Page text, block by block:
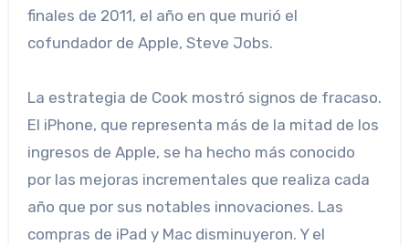
finales de 2011, el año en que murió el
cofundador de Apple, Steve Jobs.
La estrategia de Cook mostró signos de fracaso.
El iPhone, que representa más de la mitad de los
ingresos de Apple, se ha hecho más conocido
por las mejoras incrementales que realiza cada
año que por sus notables innovaciones. Las
compras de iPad y Mac disminuyeron. Y el